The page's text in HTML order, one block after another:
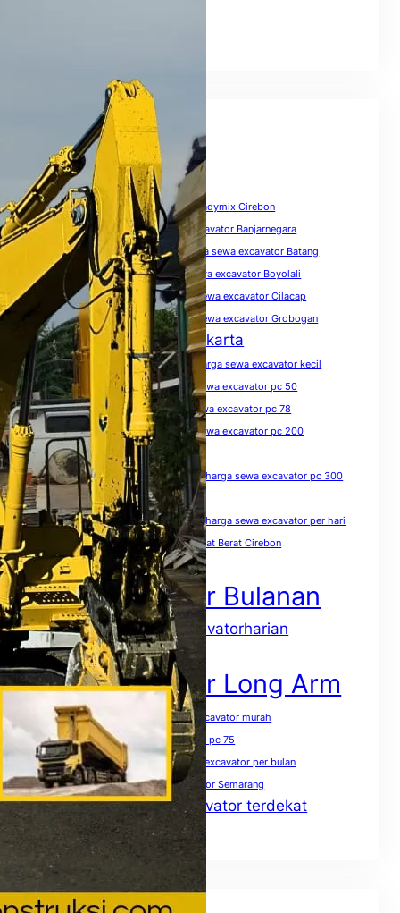
Tags
biaya sewa excavator
Harga Beton Readymix Cirebon
harga sewa excavator
harga sewa excavator Banjarnegara
harga sewa excavator Banyumas
harga sewa excavator Batang
harga sewa excavator Blora
harga sewa excavator Boyolali
harga sewa excavator Brebes
harga sewa excavator Cilacap
harga sewa excavator Demak
harga sewa excavator Grobogan
Harga Sewa Excavator Jakarta
harga sewa excavator Jawa Tengah
harga sewa excavator kecil
harga sewa excavator Kendal
harga sewa excavator pc 50
harga sewa excavator pc 75
harga sewa excavator pc 78
harga sewa excavator pc 100
harga sewa excavator pc 200
harga sewa excavator pc 200 per hari
harga sewa excavator pc 200 per jam
harga sewa excavator pc 300
harga sewa excavator pc 300 per jam
harga sewa excavator pc 400 per jam
harga sewa excavator per hari
harga sewa excavator per jam
Sewa Alat Berat Cirebon
Sewa Excavator
Sewa Excavator Bulanan
Sewa excavator harian
sewaexcavatorharian
Sewa Excavator Jakarta
Sewa Excavator Long Arm
Sewa excavator mini terdekat
sewa excavator murah
Sewa excavator pc 50
Sewa excavator pc 75
Sewa excavator pc 200 per jam
Sewa excavator per bulan
Sewa excavator per hari
Sewa excavator Semarang
Sewa excavator solo
Sewa excavator terdekat